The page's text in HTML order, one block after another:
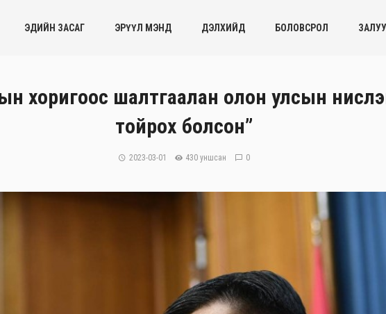
ЭДИЙН ЗАСАГ ЭРҮҮЛ МЭНД ДЭЛХИЙД БОЛОВСРОЛ
хоригоос шалтгаалан олон улсын
тойрох болсон”
2023-03-01 430 уншсан 0